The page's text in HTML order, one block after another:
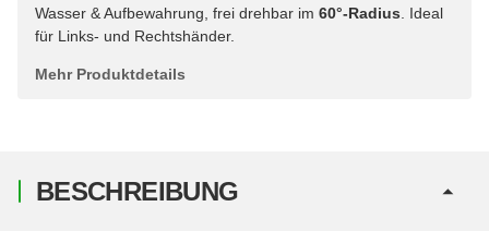
Wasser & Aufbewahrung, frei drehbar im 60°-Radius . Ideal
für Links- und Rechtshänder.
Mehr Produktdetails
BESCHREIBUNG